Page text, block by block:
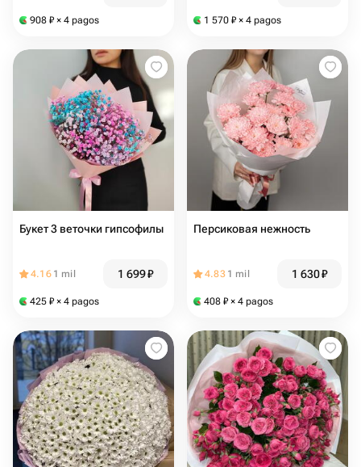
908 ₽ × 4 pagos 1 570 ₽ × 4 pagos
Букет 3 веточки гипсофилы
4.16 1 mil 1 699₽
425 ₽ × 4 pagos
Персиковая нежность
4.83 1 mil 1 630₽
408 ₽ × 4 pagos